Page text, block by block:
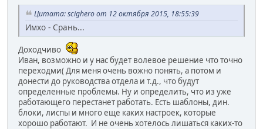
Цитата: scighero от 12 октября 2015, 18:55:39
Имхо - Срань...
Доходчиво
Иван, возможно и у нас будет волевое решение что точно
переходми( Для меня очень вожно понять, а потом и
донести до руководства отдела и т.д., что будут
определенные проблемы. Ну и определить, что из уже
работающего перестанет работать. Есть шаблоны, дин.
блоки, лиспы и много еще каких настроек, которые
хорошо работают. И не очень хотелось лишаться каких-то